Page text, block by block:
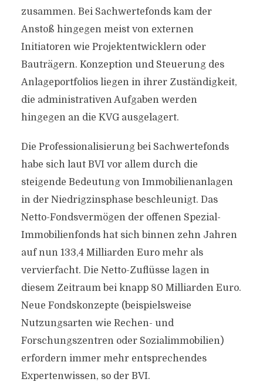
zusammen. Bei Sachwertefonds kam der
Anstoß hingegen meist von externen
Initiatoren wie Projektentwicklern oder
Bauträgern. Konzeption und Steuerung des
Anlageportfolios liegen in ihrer Zuständigkeit,
die administrativen Aufgaben werden
hingegen an die KVG ausgelagert.
Die Professionalisierung bei Sachwertefonds
habe sich laut BVI vor allem durch die
steigende Bedeutung von Immobilienanlagen
in der Niedrigzinsphase beschleunigt. Das
Netto-Fondsvermögen der offenen Spezial-
Immobilienfonds hat sich binnen zehn Jahren
auf nun 133,4 Milliarden Euro mehr als
vervierfacht. Die Netto-Zuflüsse lagen in
diesem Zeitraum bei knapp 80 Milliarden Euro.
Neue Fondskonzepte (beispielsweise
Nutzungsarten wie Rechen- und
Forschungszentren oder Sozialimmobilien)
erfordern immer mehr entsprechendes
Expertenwissen, so der BVI.